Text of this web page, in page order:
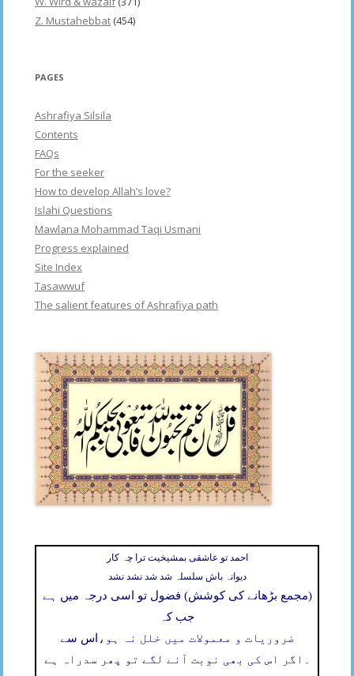
Z. Mustahebbat (454)
PAGES
Ashrafiya Silsila
Contents
FAQs
For the seeker
How to develop Allah’s love?
Islahi Questions
Mawlana Mohammad Taqi Usmani
Progress explained
Site Index
Tasawwuf
The salient features of Ashrafiya path
احمد تو عاشقی بمشیخیت ترا چہ کار
دیوانہ باش سلسلہ شد شد نشد نشد
(مجمع بڑھانے کی کوشش) فضول تو اسی درجہ میں ہے
جب کہ
اس سے ضروریات و معمولات میں خلل نہ ہو،
اگر اس کی بھی نوبت آنے لگے تو پھر سدراہ ہے